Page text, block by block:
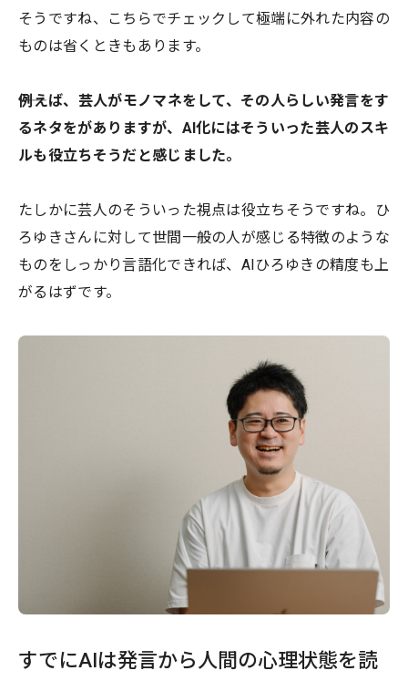
そうですね、こちらでチェックして極端に外れた内容の
ものは省くときもあります。
――例えば、芸人がモノマネをして、その人らしい発言をす
るネタをがありますが、AI化にはそういった芸人のスキ
ルも役立ちそうだと感じました。
たしかに芸人のそういった視点は役立ちそうですね。ひ
ろゆきさんに対して世間一般の人が感じる特徴のような
ものをしっかり言語化できれば、AIひろゆきの精度も上
がるはずです。
すでにAIは発言から人間の心理状態を読